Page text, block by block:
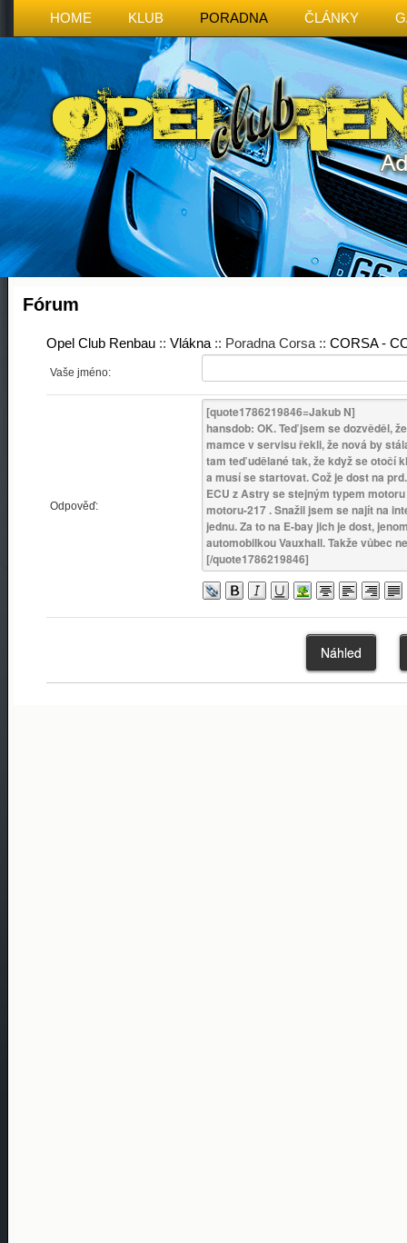
HOME KLUB PORADNA ČLÁNKY
Fórum
Opel Club Renbau :: Vlákna :: Poradna Corsa :: CORSA -
Vaše jméno:
Odpověď: